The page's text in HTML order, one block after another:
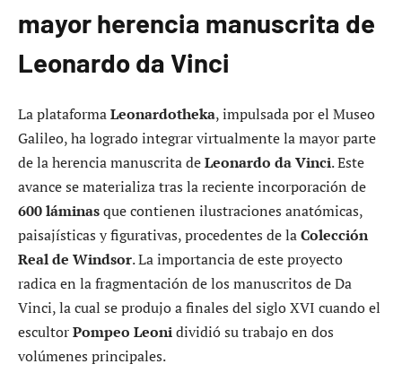
mayor herencia manuscrita de
Leonardo da Vinci
La plataformaLeonardotheka, impulsada por el Museo
Galileo, ha logrado integrar virtualmente la mayor parte
de la herencia manuscrita deLeonardo da Vinci. Este
avance se materializa tras la reciente incorporación de
600 láminasque contienen ilustraciones anatómicas,
paisajísticas y figurativas, procedentes de laColección
Real de Windsor. La importancia de este proyecto
radica en la fragmentación de los manuscritos de Da
Vinci, la cual se produjo a finales del siglo XVI cuando el
escultorPompeo Leonidividió su trabajo en dos
volúmenes principales.